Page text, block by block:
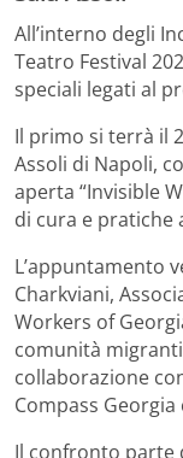
All’interno degli
Teatro Festival
speciali legati al
Il primo si terrà il
Assoli di Napoli,
aperta “Invisible
di cura e pratiche
L’appuntamento
Charkviani,
Workers of
comunità
collaborazione
Compass
Il confronto parte